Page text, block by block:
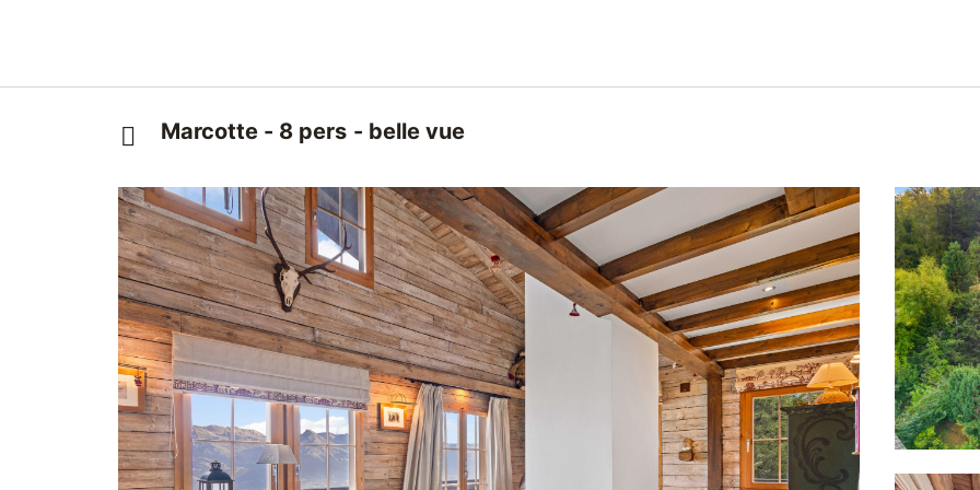
Marcotte - 8 pers - belle vue